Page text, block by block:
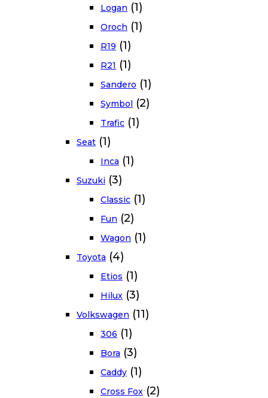
Logan (1)
Oroch (1)
R19 (1)
R21 (1)
Sandero (1)
Symbol (2)
Trafic (1)
Seat (1)
Inca (1)
Suzuki (3)
Classic (1)
Fun (2)
Wagon (1)
Toyota (4)
Etios (1)
Hilux (3)
Volkswagen (11)
306 (1)
Bora (3)
Caddy (1)
Cross Fox (2)